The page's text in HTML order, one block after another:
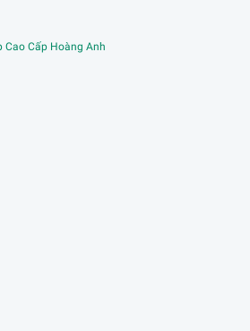
Cao Cấp Hoàng Anh